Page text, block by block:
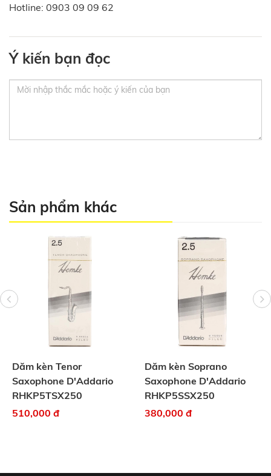
Hotline: 0903 09 09 62
Ý kiến bạn đọc
Sản phẩm khác
Dăm kèn Tenor
Saxophone D'Addario
RHKP5TSX250
510,000 đ
Dăm kèn Soprano
Saxophone D'Addario
RHKP5SSX250
380,000 đ